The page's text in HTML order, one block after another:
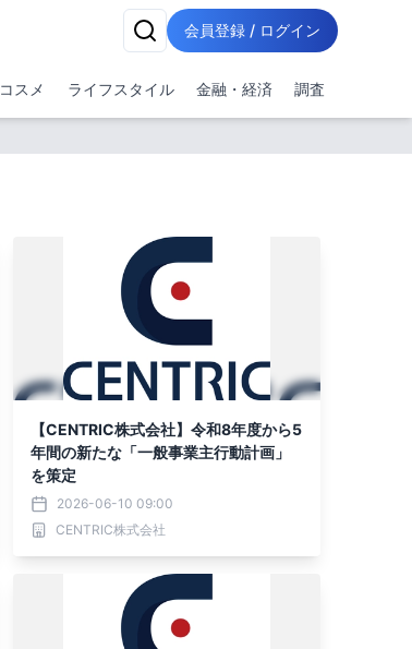
会員登録 / ログイン
コスメ ライフスタイル 金融・経済 調査
【CENTRIC株式会社】令和8年度から5
年間の新たな「一般事業主行動計画」
を策定
2026-06-10 09:00
CENTRIC株式会社